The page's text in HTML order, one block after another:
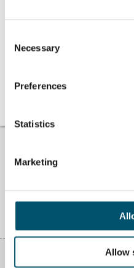
Selection
Necessary
Preferences
Statistics
Marketing
Allow
Related Posts:
办？
为什么要采用玻璃加
我们回答您关于玻璃加工的问题